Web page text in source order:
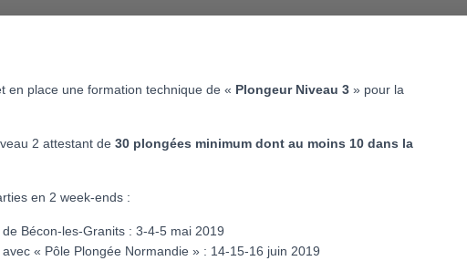
en place une formation technique de « Plongeur Niveau 3 » pour la
2 attestant de 30 plongées minimum dont au moins 10 dans la
en 2 week-ends :
Bécon-les-Granits : 3-4-5 mai 2019
« Pôle Plongée Normandie » : 14-15-16 juin 2019